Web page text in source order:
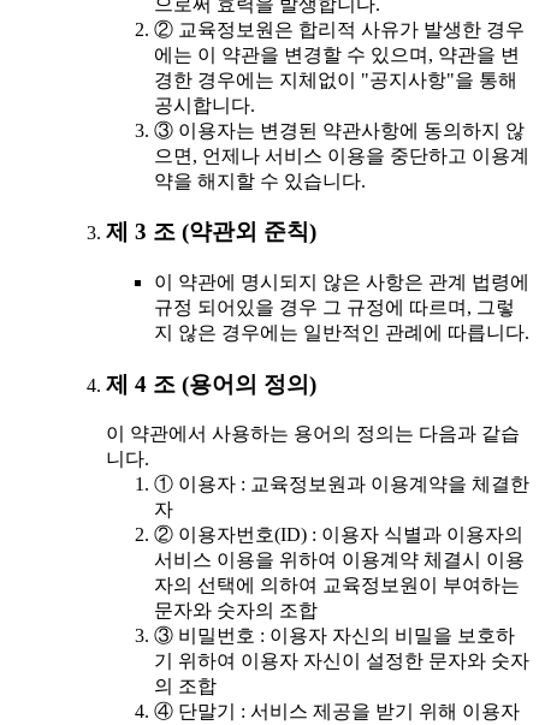
② 교육정보원은 합리적 사유가 발생한 경우
에는 이 약관을 변경할 수 있으며, 약관을 변
경한 경우에는 지체없이 "공지사항"을 통해
공시합니다.
③ 이용자는 변경된 약관사항에 동의하지 않
으면, 언제나 서비스 이용을 중단하고 이용계
약을 해지할 수 있습니다.
제 3 조 (약관외 준칙)
이 약관에 명시되지 않은 사항은 관계 법령에
규정 되어있을 경우 그 규정에 따르며, 그렇
지 않은 경우에는 일반적인 관례에 따릅니다.
제 4 조 (용어의 정의)
이 약관에서 사용하는 용어의 정의는 다음과 같습
니다.
① 이용자 : 교육정보원과 이용계약을 체결한
자
② 이용자번호(ID) : 이용자 식별과 이용자의
서비스 이용을 위하여 이용계약 체결시 이용
자의 선택에 의하여 교육정보원이 부여하는
문자와 숫자의 조합
③ 비밀번호 : 이용자 자신의 비밀을 보호하
기 위하여 이용자 자신이 설정한 문자와 숫자
의 조합
④ 단말기 : 서비스 제공을 받기 위해 이용자